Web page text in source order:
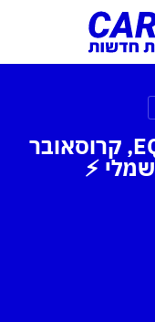
מרצדס חושפת את ה-EQA, קרוסאובר